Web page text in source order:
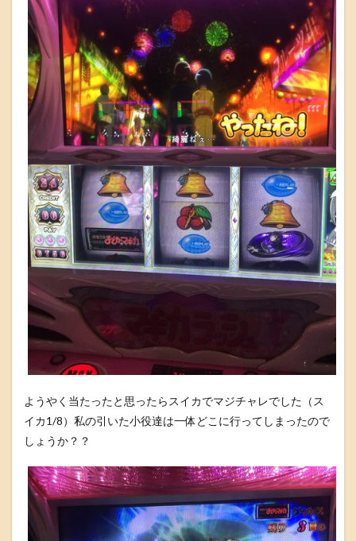
ようやく当たったと思ったらスイカでマジチャレでした（ス
イカ1/8）私の引いた小役達は一体どこに行ってしまったので
しょうか？？